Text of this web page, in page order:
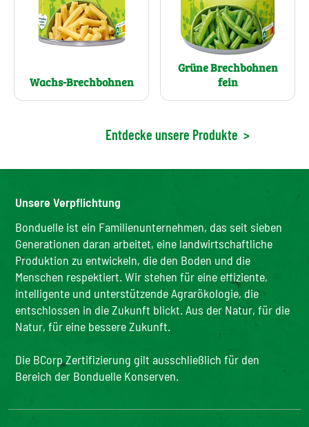
Wachs-Brechbohnen
Grüne Brechbohnen
fein
Entdecke unsere Produkte >
Unsere Verpflichtung
Bonduelle ist ein Familienunternehmen, das seit sieben
Generationen daran arbeitet, eine landwirtschaftliche
Produktion zu entwickeln, die den Boden und die
Menschen respektiert. Wir stehen für eine effiziente,
intelligente und unterstützende Agrarökologie, die
entschlossen in die Zukunft blickt. Aus der Natur, für die
Natur, für eine bessere Zukunft.
Die BCorp Zertifizierung gilt ausschließlich für den
Bereich der Bonduelle Konserven.